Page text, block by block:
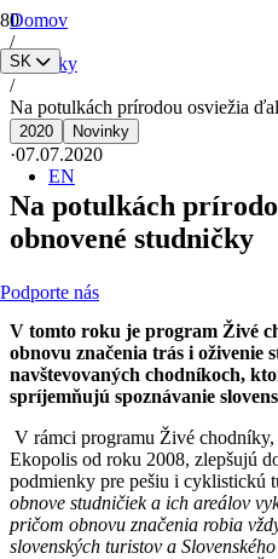
SK
EN
Podporte nás
Domov
/
Novinky
/
Na potulkách prírodou osviežia
2020 Novinky
·07.07.2020
Na potulkách
obnovené studničky
V tomto roku je program Živé
obnovu značenia trás i oživenie
navštevovaných chodníkoch,
spríjemňujú spoznávanie
V rámci programu Živé
Ekopolis od roku 2008, zlepšujú
podmienky pre pešiu i cyklistickú
obnove studničiek a ich areálov
pričom obnovu značenia robia
slovenských turistov a